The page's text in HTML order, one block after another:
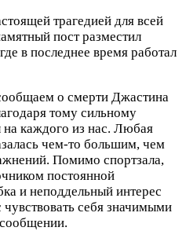
трагедией для всей
пост разместил
в последнее время работал
о смерти Джастина
тому сильному
на каждого из нас. Любая
чем-то большим, чем
Помимо спортзала,
постоянной
и неподдельный интерес
чувствовать себя значимыми